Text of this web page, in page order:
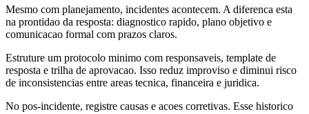
Mesmo com planejamento, incidentes acontecem. A diferenca esta
na prontidao da resposta: diagnostico rapido, plano objetivo e
comunicacao formal com prazos claros.
Estruture um protocolo minimo com responsaveis, template de
resposta e trilha de aprovacao. Isso reduz improviso e diminui risco
de inconsistencias entre areas tecnica, financeira e juridica.
No pos-incidente, registre causas e acoes corretivas. Esse historico